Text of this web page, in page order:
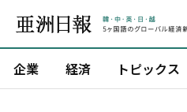
企業 経済 トピックス